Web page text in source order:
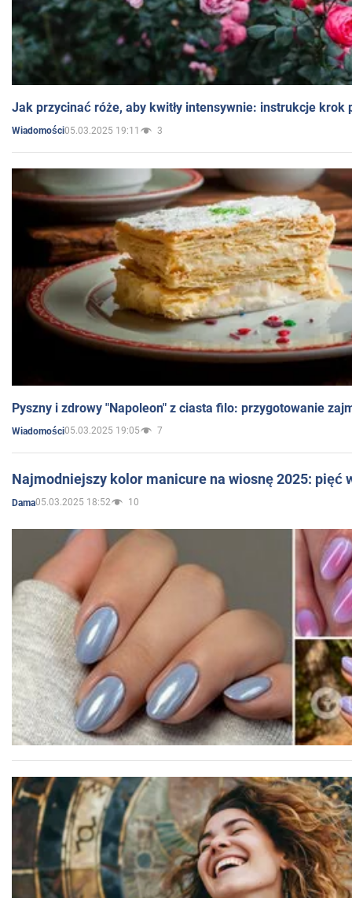
Jak przycinać róże, aby kwitły intensywnie: instrukcje krok
Wiadomości05.03.2025 19:11 3
Pyszny i zdrowy "Napoleon" z ciasta filo: przygotowanie
Wiadomości05.03.2025 19:05 7
Najmodniejszy kolor manicure na wiosnę 2025: pięć
Dama05.03.2025 18:52 10